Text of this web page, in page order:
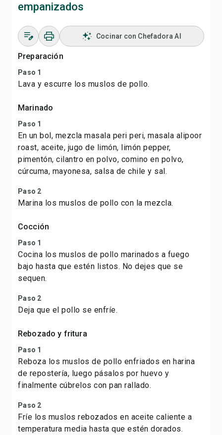
empanizados
Cocinar con Chefadora AI
Preparación
Paso 1
Lava y escurre los muslos de pollo.
Marinado
Paso 1
En un bol, mezcla masala peri peri, masala alipoor
roast, aceite, jugo de limón, limón pepper,
pimentón, cilantro en polvo, comino en polvo,
cúrcuma, mayonesa, salsa de chile y sal.
Paso 2
Marina los muslos de pollo con la mezcla.
Cocción
Paso 1
Cocina los muslos de pollo marinados a fuego
bajo hasta que estén listos. No dejes que se
sequen.
Paso 2
Deja que el pollo se enfríe.
Rebozado y fritura
Paso 1
Reboza los muslos de pollo enfriados en harina
de repostería, luego pásalos por huevo y
finalmente cúbrelos con pan rallado.
Paso 2
Fríe los muslos rebozados en aceite caliente a
temperatura media hasta que estén dorados.